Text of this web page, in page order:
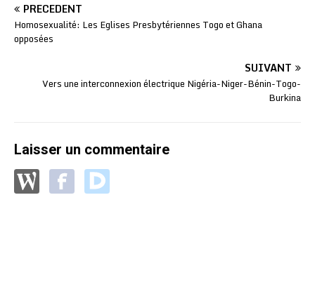
PRÉCÉDENT
Homosexualité: Les Eglises Presbytériennes Togo et Ghana
opposées
SUIVANT
Vers une interconnexion électrique Nigéria-Niger-Bénin-Togo-
Burkina
Laisser un commentaire